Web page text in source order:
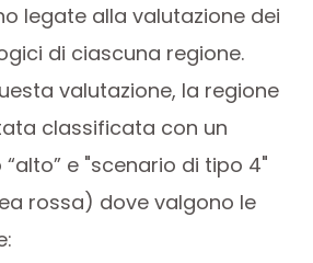
legate alla valutazione dei
di ciascuna regione.
valutazione, la regione
classificata con un
e "scenario di tipo 4"
rossa) dove valgono le